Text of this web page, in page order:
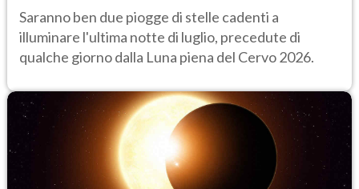
fine luglio 2026 da non perdere
Saranno ben due piogge di stelle cadenti a
illuminare l'ultima notte di luglio, precedute di
qualche giorno dalla Luna piena del Cervo 2026.